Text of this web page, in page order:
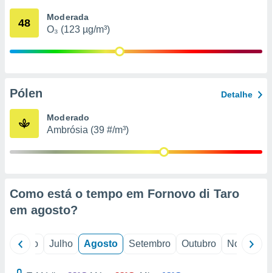
através
estudos
1199
48 Moderada
O₃ (123 µg/m³)
Pólen Detalhe
Moderado
Ambrósia (39 #/m³)
Como está o tempo em Fornovo di Taro
em agosto?
Junho Julho Agosto Setembro Outubro Novembro